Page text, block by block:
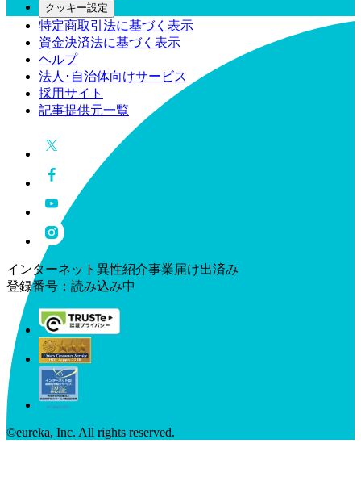
クッキー設定
特定商取引法に基づく表示
資金決済法に基づく表示
ヘルプ
法人･自治体向けサービス
採用サイト
記事提供元一覧
インターネット異性紹介事業届け出済み
登録番号： 読み込み中
©︎eureka, Inc. All rights reserved.